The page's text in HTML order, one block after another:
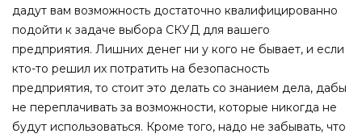
дадут вам возможность достаточно квалифицированно
подойти к задаче выбора СКУД для вашего
предприятия. Лишних денег ни у кого не бывает, и если
кто-то решил их потратить на безопасность
предприятия, то стоит это делать со знанием дела, дабы
не переплачивать за возможности, которые никогда не
будут использоваться. Кроме того, надо не забывать, что